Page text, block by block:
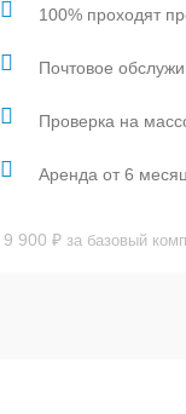
100% проходят
Почтовое
Проверка на
Аренда от 6
9 900 ₽ за базовый